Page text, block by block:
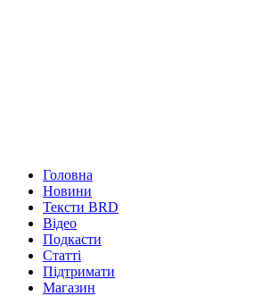
Головна
Новини
Тексти BRD
Відео
Подкасти
Статті
Підтримати
Магазин